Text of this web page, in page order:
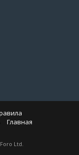
Главная
Ltd.